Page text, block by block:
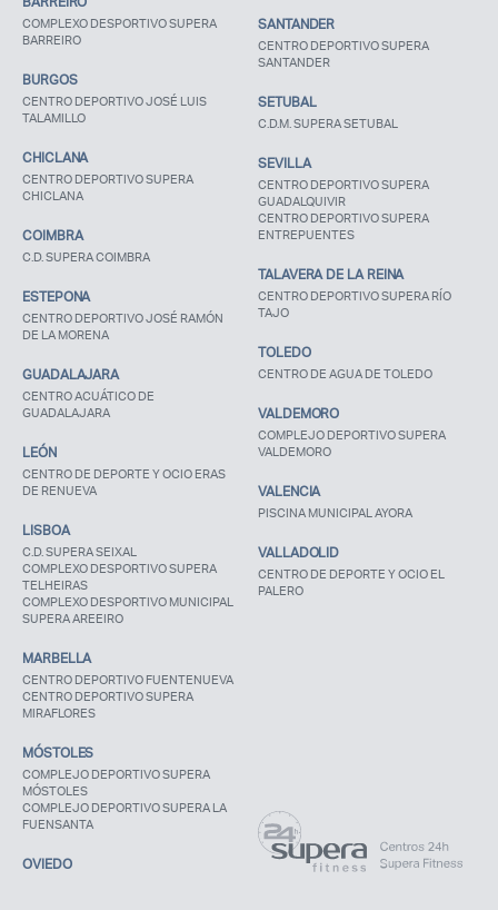
COMPLEXO DESPORTIVO SUPERA
BARREIRO
BURGOS
CENTRO DEPORTIVO JOSÉ LUIS
TALAMILLO
CHICLANA
CENTRO DEPORTIVO SUPERA
CHICLANA
COIMBRA
C.D. SUPERA COIMBRA
ESTEPONA
CENTRO DEPORTIVO JOSÉ RAMÓN
DE LA MORENA
GUADALAJARA
CENTRO ACUÁTICO DE
GUADALAJARA
LEÓN
CENTRO DE DEPORTE Y OCIO ERAS
DE RENUEVA
LISBOA
C.D. SUPERA SEIXAL
COMPLEXO DESPORTIVO SUPERA
TELHEIRAS
COMPLEXO DESPORTIVO MUNICIPAL
SUPERA AREEIRO
MARBELLA
CENTRO DEPORTIVO FUENTENUEVA
CENTRO DEPORTIVO SUPERA
MIRAFLORES
MÓSTOLES
COMPLEJO DEPORTIVO SUPERA
MÓSTOLES
COMPLEJO DEPORTIVO SUPERA LA
FUENSANTA
OVIEDO
SANTANDER
CENTRO DEPORTIVO SUPERA
SANTANDER
SETUBAL
C.D.M. SUPERA SETUBAL
SEVILLA
CENTRO DEPORTIVO SUPERA
GUADALQUIVIR
CENTRO DEPORTIVO SUPERA
ENTREPUENTES
TALAVERA DE LA REINA
CENTRO DEPORTIVO SUPERA RÍO
TAJO
TOLEDO
CENTRO DE AGUA DE TOLEDO
VALDEMORO
COMPLEJO DEPORTIVO SUPERA
VALDEMORO
VALENCIA
PISCINA MUNICIPAL AYORA
VALLADOLID
CENTRO DE DEPORTE Y OCIO EL
PALERO